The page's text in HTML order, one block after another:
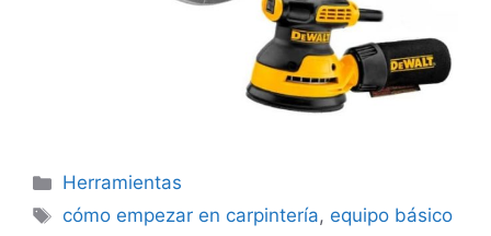
Categorías
Herramientas
Etiquetas
cómo empezar en carpintería, equipo básico